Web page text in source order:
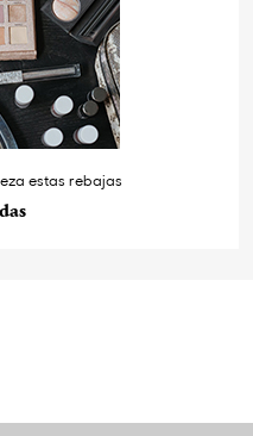
estas rebajas